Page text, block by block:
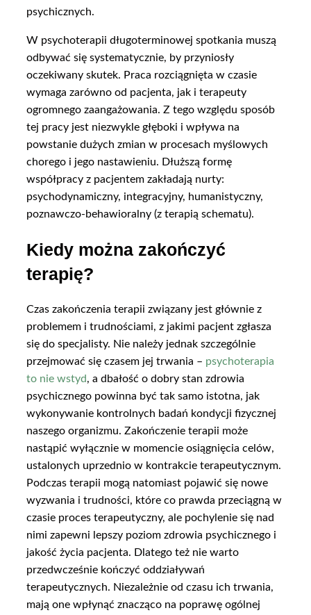
psychicznych.
W psychoterapii długoterminowej spotkania muszą
odbywać się systematycznie, by przyniosły
oczekiwany skutek. Praca rozciągnięta w czasie
wymaga zarówno od pacjenta, jak i terapeuty
ogromnego zaangażowania. Z tego względu sposób
tej pracy jest niezwykle głęboki i wpływa na
powstanie dużych zmian w procesach myślowych
chorego i jego nastawieniu. Dłuższą formę
współpracy z pacjentem zakładają nurty:
psychodynamiczny, integracyjny, humanistyczny,
poznawczo-behawioralny (z terapią schematu).
Kiedy można zakończyć
terapię?
Czas zakończenia terapii związany jest głównie z
problemem i trudnościami, z jakimi pacjent zgłasza
się do specjalisty. Nie należy jednak szczególnie
przejmować się czasem jej trwania – psychoterapia
to nie wstyd, a dbałość o dobry stan zdrowia
psychicznego powinna być tak samo istotna, jak
wykonywanie kontrolnych badań kondycji fizycznej
naszego organizmu. Zakończenie terapii może
nastąpić wyłącznie w momencie osiągnięcia celów,
ustalonych uprzednio w kontrakcie terapeutycznym.
Podczas terapii mogą natomiast pojawić się nowe
wyzwania i trudności, które co prawda przeciągną w
czasie proces terapeutyczny, ale pochylenie się nad
nimi zapewni lepszy poziom zdrowia psychicznego i
jakość życia pacjenta. Dlatego też nie warto
przedwcześnie kończyć oddziaływań
terapeutycznych. Niezależnie od czasu ich trwania,
mają one wpłynąć znacząco na poprawę ogólnej